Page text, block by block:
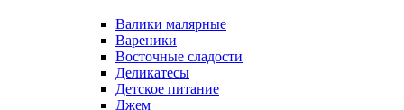
Валики малярные
Вареники
Восточные сладости
Деликатесы
Детское питание
Джем